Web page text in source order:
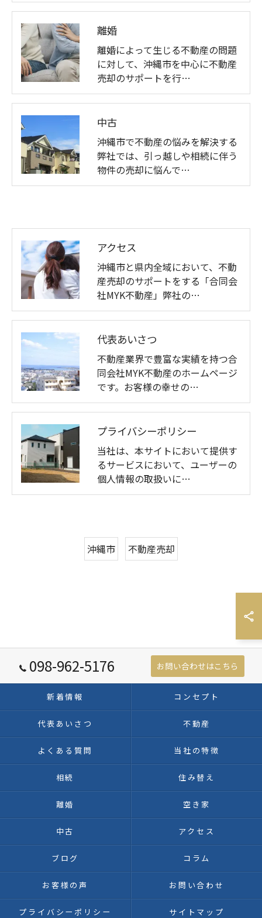
離婚
離婚によって生じる不動産の問題
に対して、沖縄市を中心に不動産
売却のサポートを行…
中古
沖縄市で不動産の悩みを解決する
弊社では、引っ越しや相続に伴う
物件の売却に悩んで…
アクセス
沖縄市と県内全域において、不動
産売却のサポートをする「合同会
社MYK不動産」弊社の…
代表あいさつ
不動産業界で豊富な実績を持つ合
同会社MYK不動産のホームページ
です。お客様の幸せの…
プライバシーポリシー
当社は、本サイトにおいて提供す
るサービスにおいて、ユーザーの
個人情報の取扱いに…
沖縄市 不動産売却
098-962-5176 お問い合わせはこちら
新着情報 コンセプト
代表あいさつ 不動産
よくある質問 当社の特徴
相続 住み替え
離婚 空き家
中古 アクセス
ブログ コラム
お客様の声 お問い合わせ
プライバシーポリシー サイトマップ